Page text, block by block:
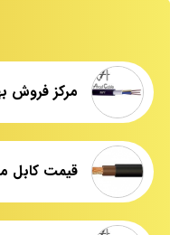
قیمت کابل